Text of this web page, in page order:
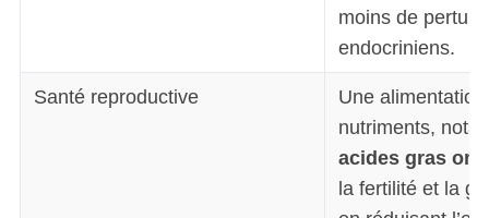
moins de
endocriniens.
Santé reproductive
Une
nutriments,
acides gras
la fertilité et la